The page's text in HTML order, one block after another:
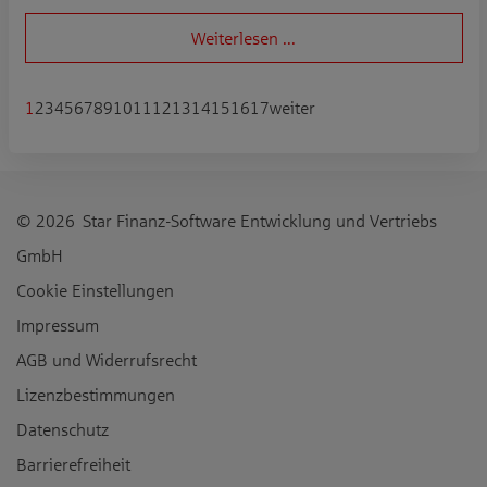
Weiterlesen ...
1 234567891011 121314151617weiter
© 2026 Star Finanz-Software Entwicklung und Vertriebs
GmbH
Cookie Einstellungen
Impressum
AGB und Widerrufsrecht
Lizenzbestimmungen
Datenschutz
Barrierefreiheit